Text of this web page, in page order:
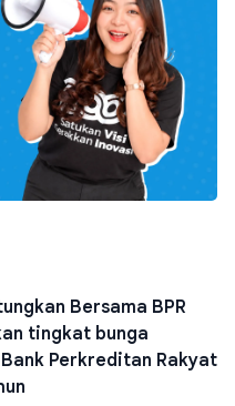
Bersama BPR
tingkat bunga
Perkreditan Rakyat